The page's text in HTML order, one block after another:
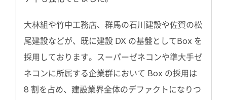
大林組や竹中工務店、群馬の石川建設や佐賀の松
尾建設などが、既に建設 DX の基盤としてBox を
採用しております。スーパーゼネコンや準大手ゼ
ネコンに所属する企業群において Box の採用は
8 割を占め、建設業界全体のデファクトになりつ